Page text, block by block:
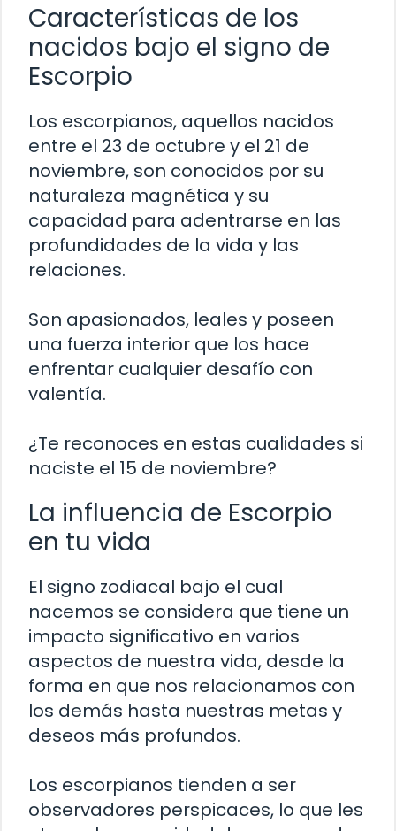
Características de los
nacidos bajo el signo de
Escorpio
Los escorpianos, aquellos nacidos
entre el 23 de octubre y el 21 de
noviembre, son conocidos por su
naturaleza magnética y su
capacidad para adentrarse en las
profundidades de la vida y las
relaciones.
Son apasionados, leales y poseen
una fuerza interior que los hace
enfrentar cualquier desafío con
valentía.
¿Te reconoces en estas cualidades si
naciste el 15 de noviembre?
La influencia de Escorpio
en tu vida
El signo zodiacal bajo el cual
nacemos se considera que tiene un
impacto significativo en varios
aspectos de nuestra vida, desde la
forma en que nos relacionamos con
los demás hasta nuestras metas y
deseos más profundos.
Los escorpianos tienden a ser
observadores perspicaces, lo que les